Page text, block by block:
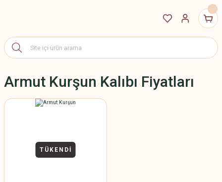
Armut Kurşun Kalıbı Fiyatları
TÜKENDİ